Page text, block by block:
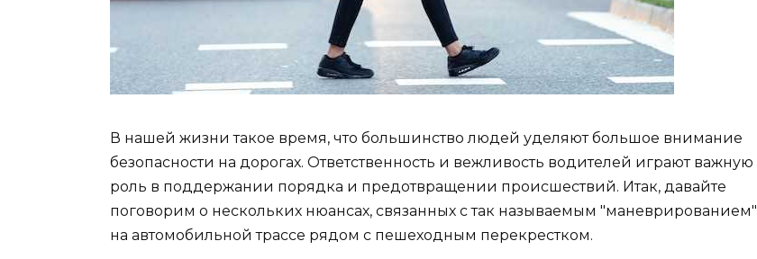
В нашей жизни такое время, что большинство людей уделяют большое внимание
безопасности на дорогах. Ответственность и вежливость водителей играют важную
роль в поддержании порядка и предотвращении происшествий. Итак, давайте
поговорим о нескольких нюансах, связанных с так называемым "маневрированием"
на автомобильной трассе рядом с пешеходным перекрестком.